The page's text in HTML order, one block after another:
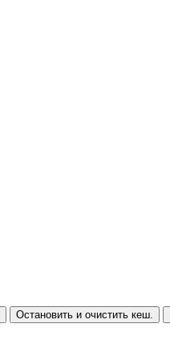
Остановить и очистить кеш.